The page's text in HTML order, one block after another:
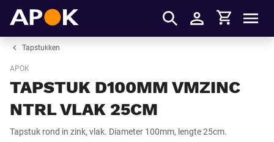
Inloggen
Winkelmandje
Tapstukken
APOK
TAPSTUK D100MM VMZINC
NTRL VLAK 25CM
Tapstuk rond in zink, vlak. Diameter 100mm, lengte 25cm.